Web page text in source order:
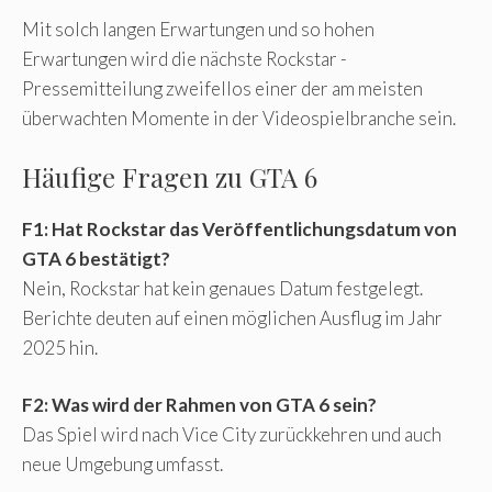
Mit solch langen Erwartungen und so hohen
Erwartungen wird die nächste Rockstar -
Pressemitteilung zweifellos einer der am meisten
überwachten Momente in der Videospielbranche sein.
Häufige Fragen zu GTA 6
F1: Hat Rockstar das Veröffentlichungsdatum von
GTA 6 bestätigt?
Nein, Rockstar hat kein genaues Datum festgelegt.
Berichte deuten auf einen möglichen Ausflug im Jahr
2025 hin.
F2: Was wird der Rahmen von GTA 6 sein?
Das Spiel wird nach Vice City zurückkehren und auch
neue Umgebung umfasst.